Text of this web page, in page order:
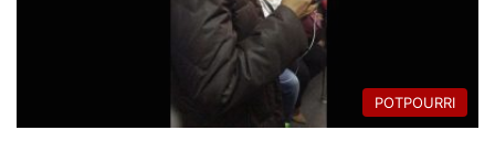
POTPOURRI